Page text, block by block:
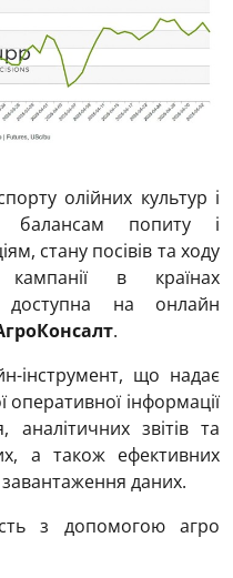
олійних культур і
балансам попиту і
стану посівів та ходу
в країнах
доступна на онлайн
.
інструмент, що надає
інформації
звітів та
а також ефективних
даних.
з допомогою агро